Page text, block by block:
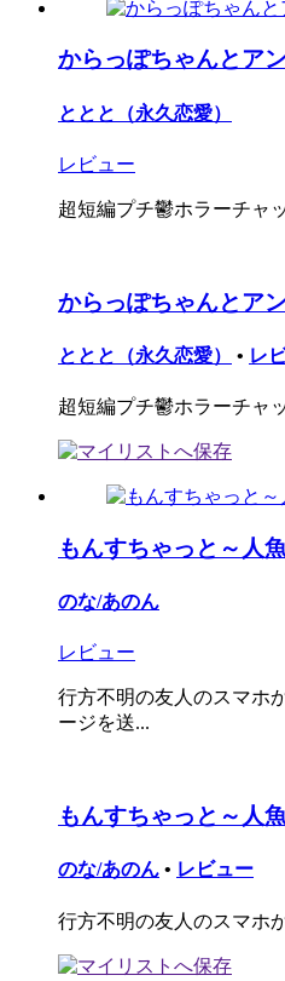
からっぽちゃんとア
ととと（永久恋愛）
レビュー
超短編プチ鬱ホラーチャ
からっぽちゃんとア
ととと（永久恋愛） • レ
超短編プチ鬱ホラーチャ
もんすちゃっと～人
のな/あのん
レビュー
行方不明の友人のスマホ
ージを送...
もんすちゃっと～人
のな/あのん • レビュー
行方不明の友人のスマホ